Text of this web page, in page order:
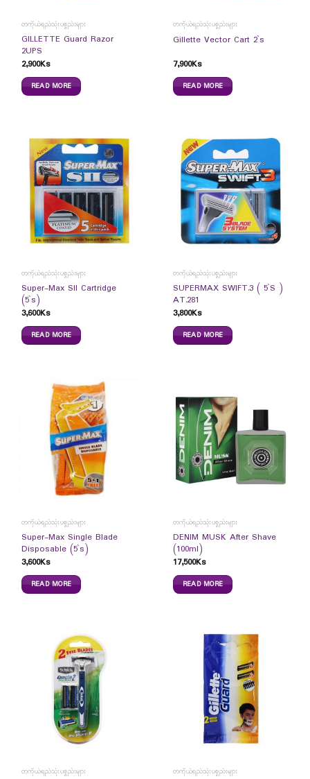
တကိုယ်ရည်သုံးပစ္စည်းများ
GILLETTE Guard Razor
2UPS
2,900Ks
READ MORE
တကိုယ်ရည်သုံးပစ္စည်းများ
Gillette Vector Cart 2`s
7,900Ks
READ MORE
တကိုယ်ရည်သုံးပစ္စည်းများ
Super-Max SII Cartridge
(5`s)
3,600Ks
READ MORE
တကိုယ်ရည်သုံးပစ္စည်းများ
SUPERMAX SWIFT.3 ( 5`S )
AT.281
3,800Ks
READ MORE
တကိုယ်ရည်သုံးပစ္စည်းများ
Super-Max Single Blade
Disposable (5`s)
3,600Ks
READ MORE
တကိုယ်ရည်သုံးပစ္စည်းများ
DENIM MUSK After Shave
(100ml)
17,500Ks
READ MORE
တကိုယ်ရည်သုံးပစ္စည်းများ တကိုယ်ရည်သုံးပစ္စည်းများ